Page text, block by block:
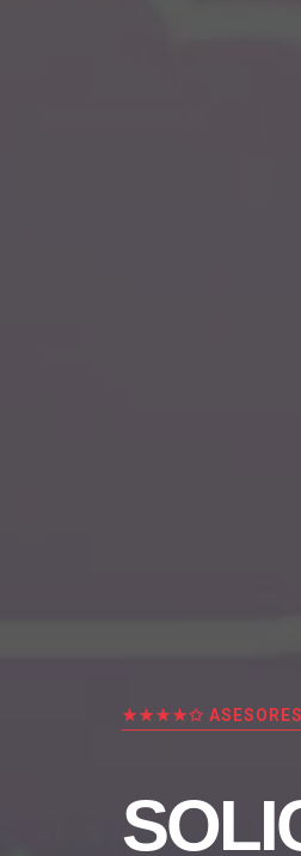
★★★★✩ ASESORES